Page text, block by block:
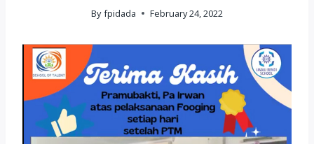
Byfpidada February 24, 2022